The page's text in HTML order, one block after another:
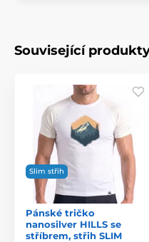
Související
Slim střih
Pánské tričko
nanosilver HILLS se
stříbrem, střih SLIM